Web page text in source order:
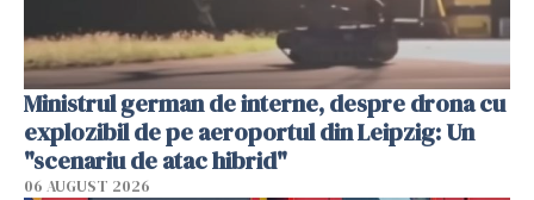
Ministrul german de interne, despre drona cu
explozibil de pe aeroportul din Leipzig: Un
"scenariu de atac hibrid"
06 AUGUST 2026